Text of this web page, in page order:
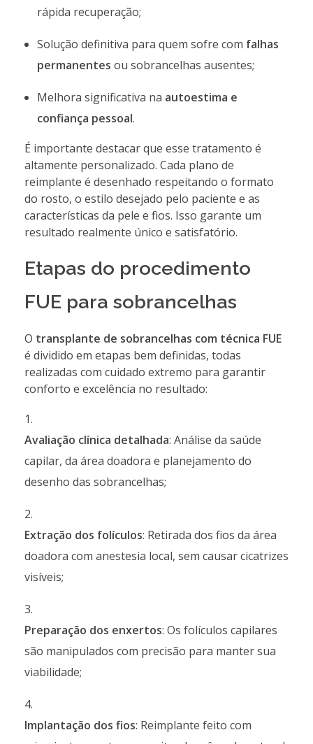
rápida recuperação;
Solução definitiva para quem sofre com falhas
permanentes ou sobrancelhas ausentes;
Melhora significativa na autoestima e
confiança pessoal.
É importante destacar que esse tratamento é
altamente personalizado. Cada plano de
reimplante é desenhado respeitando o formato
do rosto, o estilo desejado pelo paciente e as
características da pele e fios. Isso garante um
resultado realmente único e satisfatório.
Etapas do procedimento
FUE para sobrancelhas
O transplante de sobrancelhas com técnica FUE
é dividido em etapas bem definidas, todas
realizadas com cuidado extremo para garantir
conforto e excelência no resultado:
Avaliação clínica detalhada: Análise da saúde
capilar, da área doadora e planejamento do
desenho das sobrancelhas;
Extração dos folículos: Retirada dos fios da área
doadora com anestesia local, sem causar cicatrizes
visíveis;
Preparação dos enxertos: Os folículos capilares
são manipulados com precisão para manter sua
viabilidade;
Implantação dos fios: Reimplante feito com